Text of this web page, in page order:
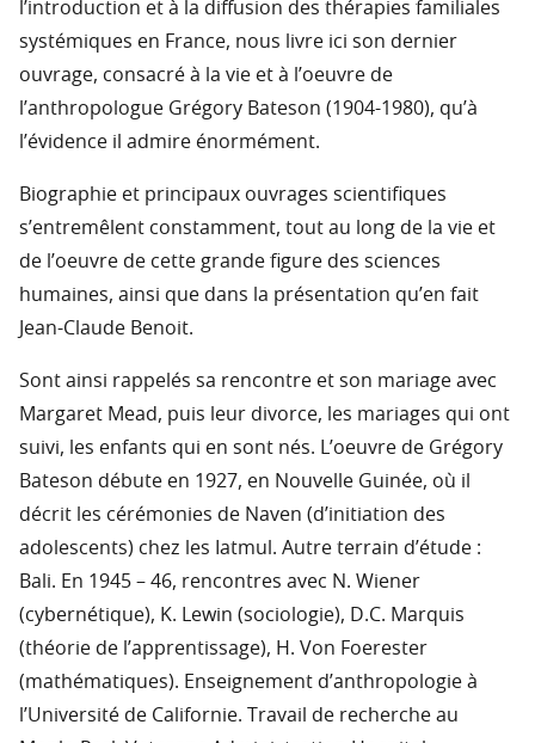
l’introduction et à la diffusion des thérapies familiales
systémiques en France, nous livre ici son dernier
ouvrage, consacré à la vie et à l’oeuvre de
l’anthropologue Grégory Bateson (1904-1980), qu’à
l’évidence il admire énormément.
Biographie et principaux ouvrages scientifiques
s’entremêlent constamment, tout au long de la vie et
de l’oeuvre de cette grande figure des sciences
humaines, ainsi que dans la présentation qu’en fait
Jean-Claude Benoit.
Sont ainsi rappelés sa rencontre et son mariage avec
Margaret Mead, puis leur divorce, les mariages qui ont
suivi, les enfants qui en sont nés. L’oeuvre de Grégory
Bateson débute en 1927, en Nouvelle Guinée, où il
décrit les cérémonies de Naven (d’initiation des
adolescents) chez les Iatmul. Autre terrain d’étude :
Bali. En 1945 – 46, rencontres avec N. Wiener
(cybernétique), K. Lewin (sociologie), D.C. Marquis
(théorie de l’apprentissage), H. Von Foerester
(mathématiques). Enseignement d’anthropologie à
l’Université de Californie. Travail de recherche au